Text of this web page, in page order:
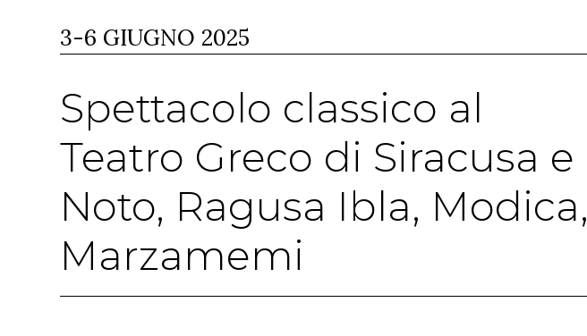
3-6 GIUGNO 2025
Spettacolo classico al
Teatro Greco di Siracusa e
Noto, Ragusa Ibla, Modica,
Marzamemi